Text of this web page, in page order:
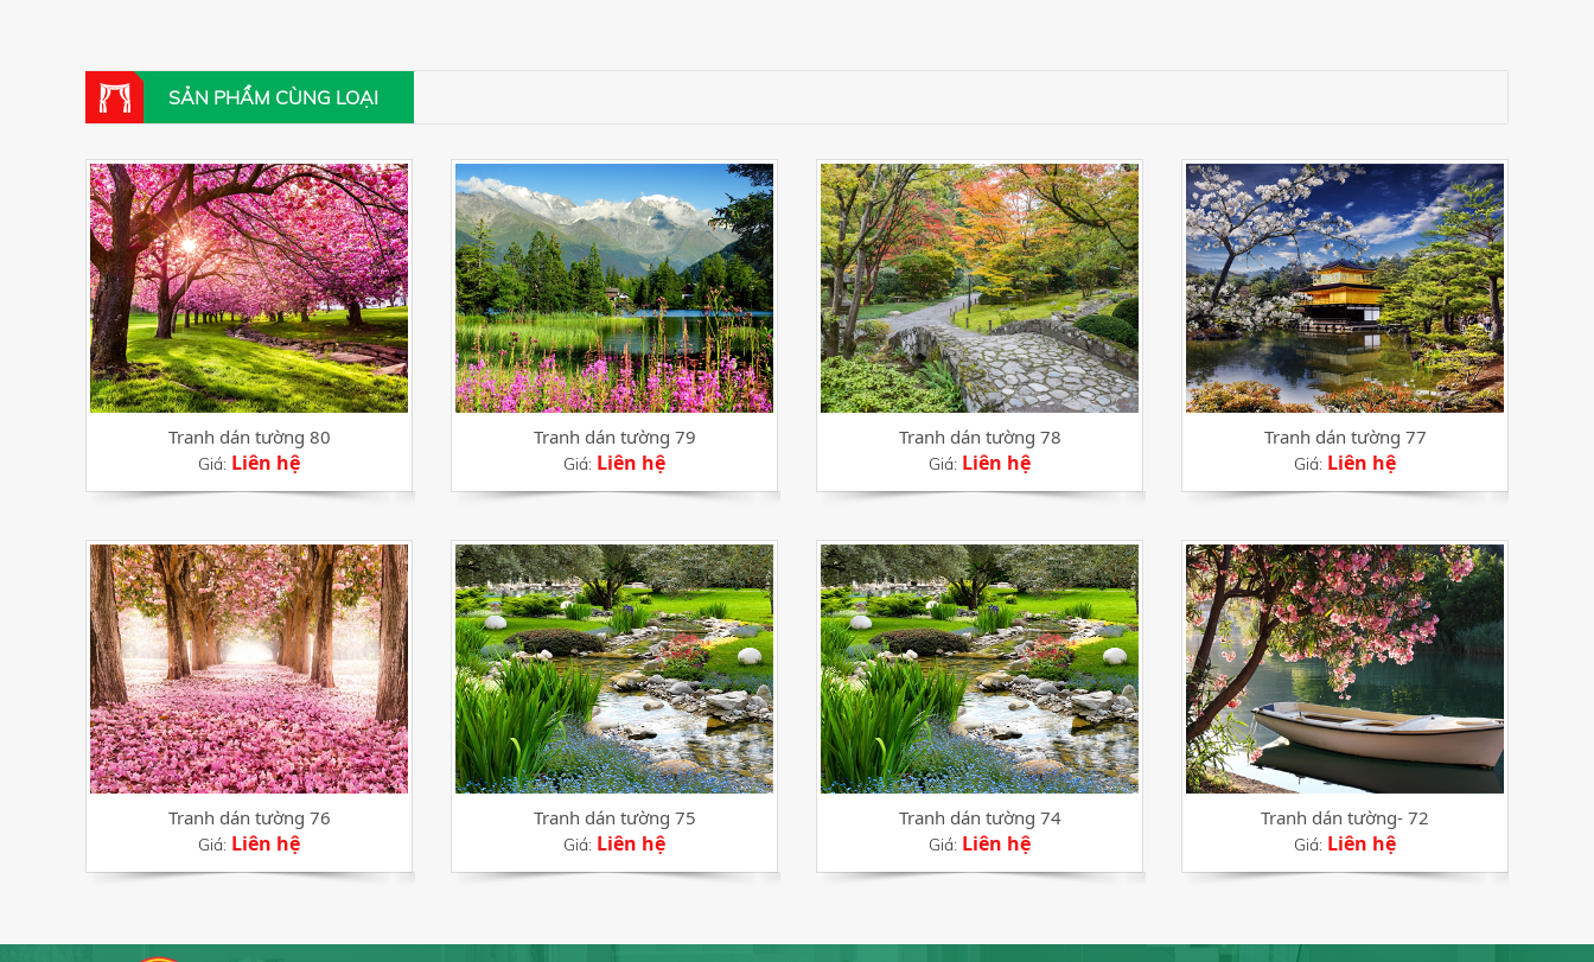
SẢN PHẨM CÙNG LOẠI
Tranh dán tường 80
Giá: Liên hệ
Tranh dán tường 79
Giá: Liên hệ
Tranh dán tường 78
Giá: Liên hệ
Tranh dán tường 77
Giá: Liên hệ
Tranh dán tường 76
Giá: Liên hệ
Tranh dán tường 75
Giá: Liên hệ
Tranh dán tường 74
Giá: Liên hệ
Tranh dán tường- 72
Giá: Liên hệ